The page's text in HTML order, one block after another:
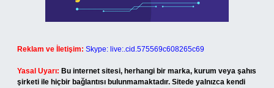
Reklam ve İletişim: Skype: live:.cid.575569c608265c69
Yasal Uyarı: Bu internet sitesi, herhangi bir marka, kurum veya şahıs
şirketi ile hiçbir bağlantısı bulunmamaktadır. Sitede yalnızca kendi